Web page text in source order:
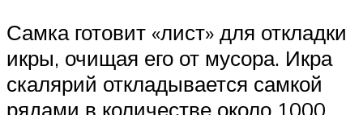
Самка готовит «лист» для откладки
икры, очищая его от мусора. Икра
скалярий откладывается самкой
рядами в количестве около 1000